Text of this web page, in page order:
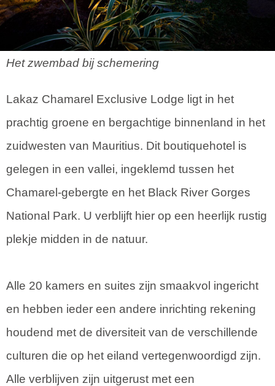
Het zwembad bij schemering
Lakaz Chamarel Exclusive Lodge ligt in het
prachtig groene en bergachtige binnenland in het
zuidwesten van Mauritius. Dit boutiquehotel is
gelegen in een vallei, ingeklemd tussen het
Chamarel-gebergte en het Black River Gorges
National Park. U verblijft hier op een heerlijk rustig
plekje midden in de natuur.
Alle 20 kamers en suites zijn smaakvol ingericht
en hebben ieder een andere inrichting rekening
houdend met de diversiteit van de verschillende
culturen die op het eiland vertegenwoordigd zijn.
Alle verblijven zijn uitgerust met een